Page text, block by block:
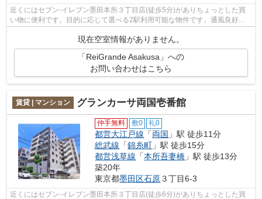
近くにはセブン-イレブン墨田本所３丁目店(徒歩5分)がありちょっとした買
い物に便利です。目的に応じて選べる2駅利用可能な物件です。通風良好で
現在空室情報がありません。
「ReiGrande Asakusa」への
お問い合わせはこちら
賃貸 | マンション グランカーサ両国壱番館
仲手無料 敷0 礼0
都営大江戸線 「両国 」駅 徒歩11分
総武線 「錦糸町 」駅 徒歩15分
都営浅草線 「本所吾妻橋 」駅 徒歩13分
築20年
東京都墨田区石原３丁目6-3
近くにはセブン-イレブン墨田本所３丁目店(徒歩6分)がありちょっとした買